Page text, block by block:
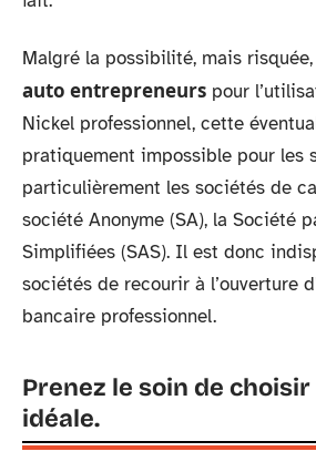
Malgré la possibilité, mais
auto entrepreneurs pour
Nickel professionnel, cette
pratiquement impossible pour les
particulièrement les sociétés de
société Anonyme (SA), la Société
Simplifiées (SAS). Il est donc
sociétés de recourir à l’ouverture
bancaire professionnel.
Prenez le soin de
idéale.